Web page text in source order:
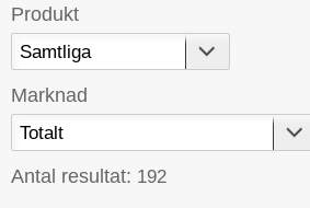
Produkt
Marknad
Antal resultat: 192